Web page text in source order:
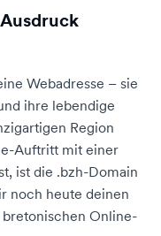
Webadresse – sie
ihre lebendige
Region
Auftritt mit einer
ist die .bzh-Domain
noch heute deinen
Online-